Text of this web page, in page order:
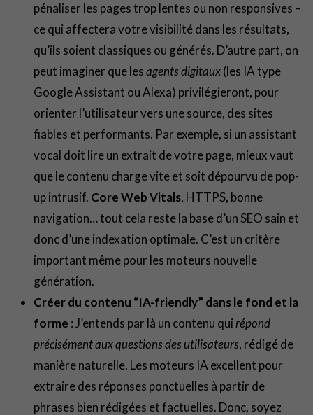
pénaliser les pages trop lentes ou non responsives –
ce qui affectera votre visibilité dans les résultats,
qu’ils soient classiques ou générés. D’autre part, on
peut imaginer que lesagents digitaux(les IA type
Google Assistant ou Alexa) privilégieront, pour
orienter l’utilisateur vers une source, des sites
fiables et performants. Par exemple, si un assistant
vocal doit lire un extrait de votre page, mieux vaut
que le contenu charge vite et soit dépourvu de pop-
up intrusif. Core Web Vitals, HTTPS, bonne
navigation… tout cela reste la base d’un SEO sain et
donc d’une indexation optimale. C’est un critère
important même pour les moteurs nouvelle
génération.
Créer du contenu “IA-friendly” dans le fond et la
forme : J’entends par là un contenu qui répond
précisément aux questions des utilisateurs, rédigé de
manière naturelle. Les moteurs IA excellent pour
extraire des réponses ponctuelles à partir de
phrases bien rédigées et factuelles. Donc, soyez